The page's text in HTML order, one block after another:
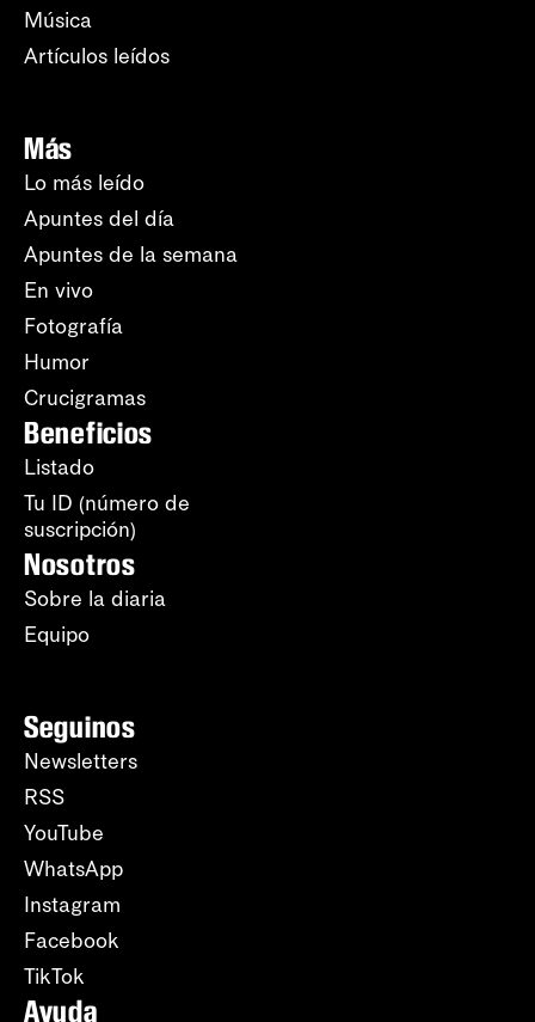
Música
Artículos leídos
Más
Lo más leído
Apuntes del día
Apuntes de la semana
En vivo
Fotografía
Humor
Crucigramas
Beneficios
Listado
Tu ID (número de
suscripción)
Nosotros
Sobre la diaria
Equipo
Seguinos
Newsletters
RSS
YouTube
WhatsApp
Instagram
Facebook
TikTok
Ayuda